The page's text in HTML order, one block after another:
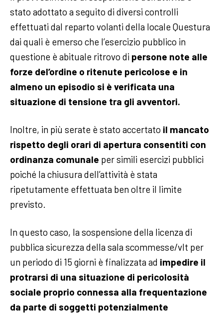
stato adottato a seguito di diversi controlli
effettuati dal reparto volanti della locale Questura
dai quali è emerso che l’esercizio pubblico in
questione è abituale ritrovo di persone note alle
forze del’ordine o ritenute pericolose e in
almeno un episodio si è verificata una
situazione di tensione tra gli avventori.
Inoltre, in più serate è stato accertato il mancato
rispetto degli orari di apertura consentiti con
ordinanza comunale per simili esercizi pubblici
poiché la chiusura dell’attività è stata
ripetutamente effettuata ben oltre il limite
previsto.
In questo caso, la sospensione della licenza di
pubblica sicurezza della sala scommesse/vlt per
un periodo di 15 giorni è finalizzata ad impedire il
protrarsi di una situazione di pericolosità
sociale proprio connessa alla frequentazione
da parte di soggetti potenzialmente